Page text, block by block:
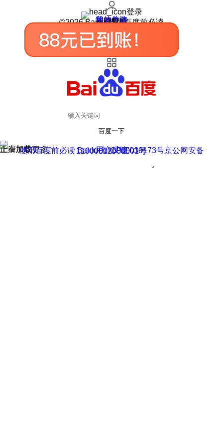
登录
我的关注
我的收藏
皮肤中心
用户反馈
设置
©2026 Baidu 使用百度前必读
百度一下
正在加载
上滑加载更多 用户反馈
使用百度前必读 Baidu 京ICP证030173号
京公网安备11000002000001号